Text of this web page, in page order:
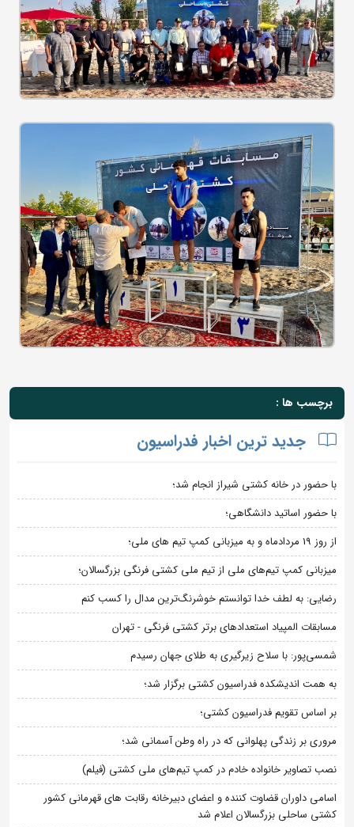
برچسب ها :
جدید ترین اخبار فدراسیون
با حضور در خانه کشتی شیراز انجام شد؛
با حضور اساتید دانشگاهی؛
از روز 19 مردادماه و به میزبانی کمپ تیم های ملی؛
میزبانی کمپ تیم‌های ملی از تیم ملی کشتی فرنگی بزرگسالان؛
رضایی: به لطف خدا توانستم خوشرنگ‌ترین مدال را کسب کنم
مسابقات المپیاد استعدادهای برتر کشتی فرنگی - تهران
شمسی‌پور: با سلاح زیرگیری به طلای جهان رسیدم
به همت اندیشکده فدراسیون کشتی برگزار شد؛
بر اساس تقویم فدراسیون کشتی؛
مروری بر زندگی پهلوانی که در راه وطن آسمانی شد؛
نصب تصاویر خانواده خادم در کمپ تیم‌های ملی کشتی (فیلم)
اسامی داوران قضاوت کننده و اعضای دبیرخانه رقابت های قهرمانی کشور
کشتی ساحلی بزرگسالان اعلام شد